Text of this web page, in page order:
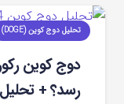
تحلیل دوج کوین (DOGE)
رسد؟ +